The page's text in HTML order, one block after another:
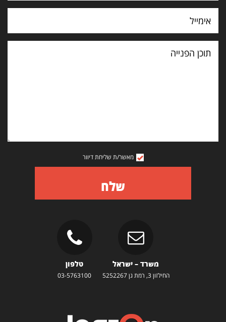
תוכן
הפנייה
מאשר/ת שליחת דיוור
שלח
משרד – ישראל
החילזון 3, רמת גן 5252267
טלפון
03-5763100